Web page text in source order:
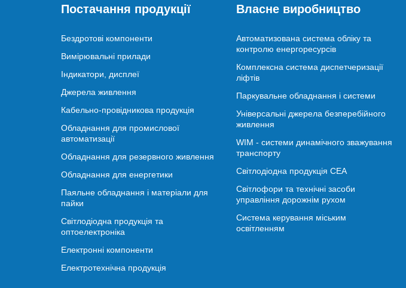
Постачання продукції
Бездротові компоненти
Вимірювальні прилади
Індикатори, дисплеї
Джерела живлення
Кабельно-провідникова продукція
Обладнання для промислової
автоматизації
Обладнання для резервного живлення
Обладнання для енергетики
Паяльне обладнання і матеріали для
пайки
Світлодіодна продукція та
оптоелектроніка
Електронні компоненти
Електротехнічна продукція
Власне виробництво
Автоматизована система обліку та
контролю енергоресурсів
Комплексна система диспетчеризації
ліфтів
Паркувальне обладнання і системи
Універсальні джерела безперебійного
живлення
WIM - системи динамічного зважування
транспорту
Світлодіодна продукція СЕА
Світлофори та технічні засоби
управління дорожнім рухом
Система керування міським
освітленням